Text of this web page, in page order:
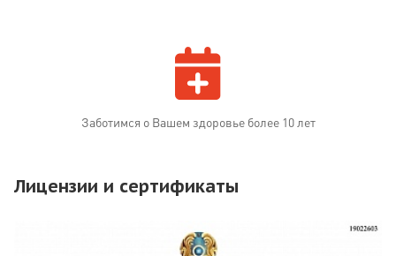
Заботимся о Вашем здоровье более 10 лет
Лицензии и сертификаты